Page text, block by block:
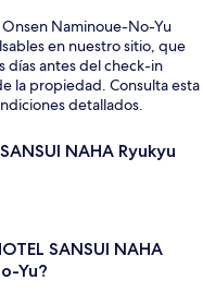
Onsen Naminoue-No-Yu
en nuestro sitio, que
días antes del check-in
la propiedad. Consulta esta
detallados.
NAHA Ryukyu
SANSUI NAHA
Yu?